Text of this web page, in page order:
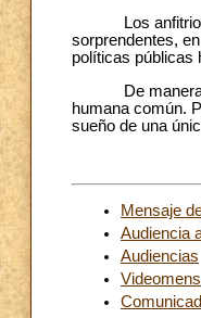
Los anfitriones
sorprendentes,
políticas públicas
De maneras
humana común.
sueño de una
Mensaje
Audiencia
Audiencias